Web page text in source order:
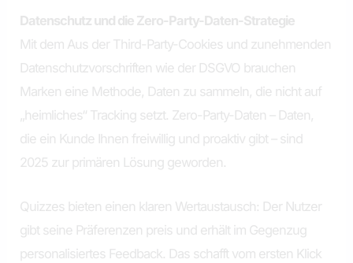
Datenschutz und die Zero-Party-Daten-Strategie
Mit dem Aus der Third-Party-Cookies und zunehmenden
Datenschutzvorschriften wie der DSGVO brauchen
Marken eine Methode, Daten zu sammeln, die nicht auf
„heimliches“ Tracking setzt. Zero-Party-Daten – Daten,
die ein Kunde Ihnen freiwillig und proaktiv gibt – sind
2025 zur primären Lösung geworden.
Quizzes bieten einen klaren Wertaustausch: Der Nutzer
gibt seine Präferenzen preis und erhält im Gegenzug
personalisiertes Feedback. Das schafft vom ersten Klick